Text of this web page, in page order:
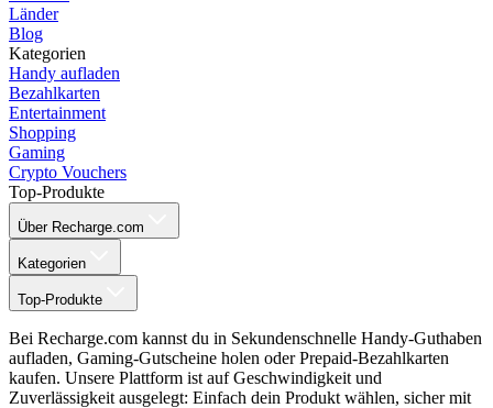
Länder
Blog
Kategorien
Handy aufladen
Bezahlkarten
Entertainment
Shopping
Gaming
Crypto Vouchers
Top-Produkte
Über Recharge.com
Kategorien
Top-Produkte
Bei Recharge.com kannst du in Sekundenschnelle Handy-Guthaben
aufladen, Gaming-Gutscheine holen oder Prepaid-Bezahlkarten
kaufen. Unsere Plattform ist auf Geschwindigkeit und
Zuverlässigkeit ausgelegt: Einfach dein Produkt wählen, sicher mit